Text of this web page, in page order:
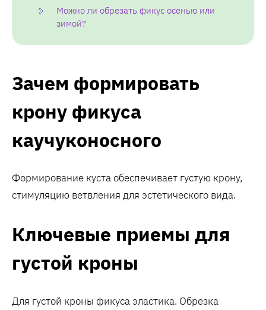
Можно ли обрезать фикус осенью или
зимой?
Зачем формировать
крону фикуса
каучуконосного
Формирование куста обеспечивает густую крону,
стимуляцию ветвления для эстетического вида.
Ключевые приемы для
густой кроны
Для густой кроны фикуса эластика. Обрезка